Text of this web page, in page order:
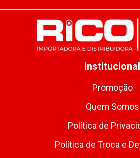
Institucional
Promoção
Quem Somos
Política de
Política de Troca e